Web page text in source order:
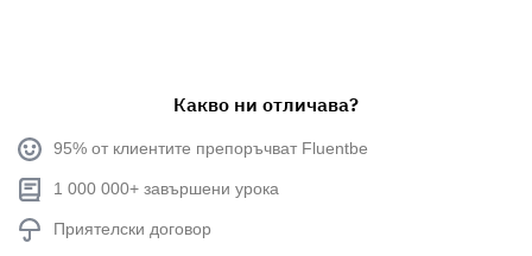
Какво ни отличава?
95% от клиентите препоръчват Fluentbe
1 000 000+ завършени урока
Приятелски договор